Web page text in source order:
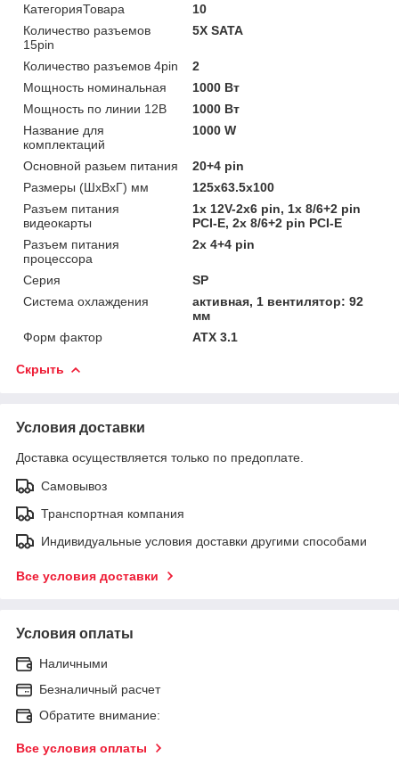
КатегорияТовара
10
Количество разъемов
15pin
5X SATA
Количество разъемов 4pin
2
Мощность номинальная
1000 Вт
Мощность по линии 12В
1000 Вт
Название для
комплектаций
1000 W
Основной разьем питания
20+4 pin
Размеры (ШхВхГ) мм
125х63.5х100
Разъем питания
видеокарты
1x 12V-2x6 pin, 1х 8/6+2 pin
PCI-E, 2x 8/6+2 pin PCI-E
Разъем питания
процессора
2x 4+4 pin
Серия
SP
Система охлаждения
активная, 1 вентилятор: 92
мм
Форм фактор
ATX 3.1
Скрыть
Условия доставки
Доставка осуществляется только по предоплате.
Самовывоз
Транспортная компания
Индивидуальные условия доставки другими способами
Все условия доставки
Условия оплаты
Наличными
Безналичный расчет
Обратите внимание:
Все условия оплаты